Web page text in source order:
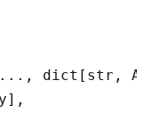
dict[str,